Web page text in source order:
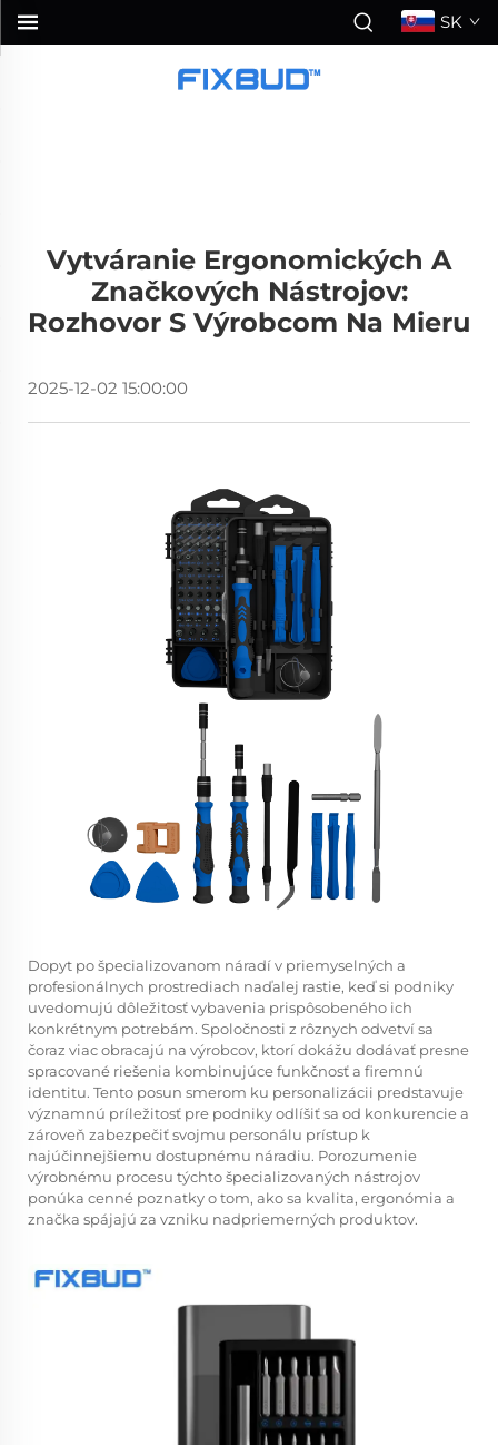
SK
Vytváranie Ergonomických A
Značkových Nástrojov:
Rozhovor S Výrobcom Na Mieru
2025-12-02 15:00:00
Dopyt po špecializovanom náradí v priemyselných a
profesionálnych prostrediach naďalej rastie, keď si podniky
uvedomujú dôležitosť vybavenia prispôsobeného ich
konkrétnym potrebám. Spoločnosti z rôznych odvetví sa
čoraz viac obracajú na výrobcov, ktorí dokážu dodávať presne
spracované riešenia kombinujúce funkčnosť a firemnú
identitu. Tento posun smerom ku personalizácii predstavuje
významnú príležitosť pre podniky odlíšiť sa od konkurencie a
zároveň zabezpečiť svojmu personálu prístup k
najúčinnejšiemu dostupnému náradiu. Porozumenie
výrobnému procesu týchto špecializovaných nástrojov
ponúka cenné poznatky o tom, ako sa kvalita, ergonómia a
značka spájajú za vzniku nadpriemerných produktov.